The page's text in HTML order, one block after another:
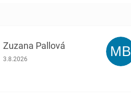
Zuzana Pallová
Hodnotenie obchodu je 5 z 5 hviezdičiek.
3.8.2026 MB